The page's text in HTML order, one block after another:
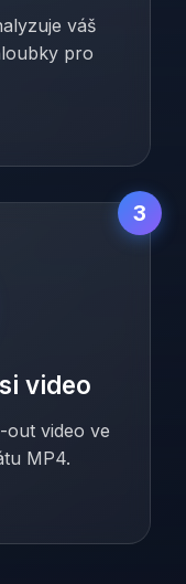
váš
pro
3
video
out video ve
MP4.